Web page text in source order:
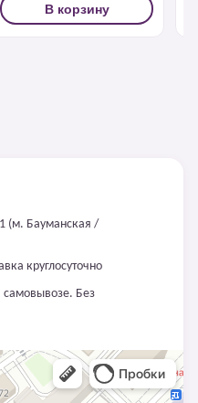
В корзину
(м. Бауманская /
круглосуточно
самовывозе. Без